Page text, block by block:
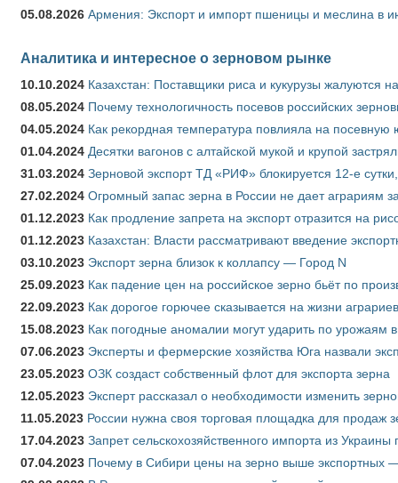
05.08.2026 Армения: Экспорт и импорт пшеницы и меслина в
Аналитика и интересное о зерновом рынке
10.10.2024 Казахстан: Поставщики риса и кукурузы жалуются
08.05.2024 Почему технологичность посевов российских
04.05.2024 Как рекордная температура повлияла на
01.04.2024 Десятки вагонов с алтайской мукой и крупой
31.03.2024 Зерновой экспорт ТД «РИФ» блокируется 12-е
27.02.2024 Огромный запас зерна в России не дает аграриям
01.12.2023 Как продление запрета на экспорт отразится на
01.12.2023 Казахстан: Власти рассматривают введение
03.10.2023 Экспорт зерна близок к коллапсу — Город N
25.09.2023 Как падение цен на российское зерно бьёт по
22.09.2023 Как дорогое горючее сказывается на жизни аграриев
15.08.2023 Как погодные аномалии могут ударить по урожаям
07.06.2023 Эксперты и фермерские хозяйства Юга назвали
23.05.2023 ОЗК создаст собственный флот для экспорта зерна
12.05.2023 Эксперт рассказал о необходимости изменить
11.05.2023 России нужна своя торговая площадка для продаж
17.04.2023 Запрет сельскохозяйственного импорта из
07.04.2023 Почему в Сибири цены на зерно выше экспортных